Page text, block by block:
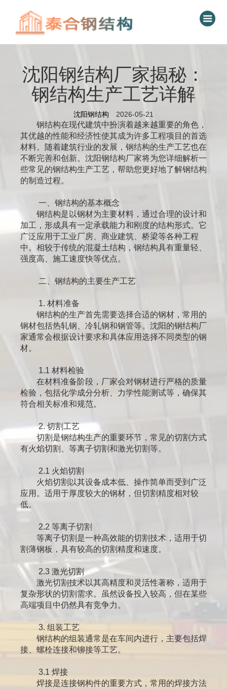
沈阳钢结构厂家揭秘：
钢结构生产工艺详解
沈阳钢结构 2026-05-21
钢结构在现代建筑中扮演着越来越重要的角色，
其优越的性能和经济性使其成为许多工程项目的首选
材料。随着建筑行业的发展，钢结构的生产工艺也在
不断完善和创新。沈阳钢结构厂家将为您详细解析一
些常见的钢结构生产工艺，帮助您更好地了解钢结构
的制造过程。
一、钢结构的基本概念
钢结构是以钢材为主要材料，通过合理的设计和
加工，形成具有一定承载能力和刚度的结构形式。它
广泛应用于工业厂房、商业建筑、桥梁等各种工程
中。相较于传统的混凝土结构，钢结构具有重量轻、
强度高、施工速度快等优点。
二、钢结构的主要生产工艺
1. 材料准备
钢结构的生产首先需要选择合适的钢材，常用的
钢材包括热轧钢、冷轧钢和钢管等。沈阳的钢结构厂
家通常会根据设计要求和具体应用选择不同类型的钢
材。
1.1 材料检验
在材料准备阶段，厂家会对钢材进行严格的质量
检验，包括化学成分分析、力学性能测试等，确保其
符合相关标准和规范。
2. 切割工艺
切割是钢结构生产的重要环节，常见的切割方式
有火焰切割、等离子切割和激光切割等。
2.1 火焰切割
火焰切割以其设备成本低、操作简单而受到广泛
应用。适用于厚度较大的钢材，但切割精度相对较
低。
2.2 等离子切割
等离子切割是一种高效能的切割技术，适用于切
割薄钢板，具有较高的切割精度和速度。
2.3 激光切割
激光切割技术以其高精度和灵活性著称，适用于
复杂形状的切割需求。虽然设备投入较高，但在某些
高端项目中仍然具有竞争力。
3. 组装工艺
钢结构的组装通常是在车间内进行，主要包括焊
接、螺栓连接和铆接等工艺。
3.1 焊接
焊接是连接钢构件的重要方式，常用的焊接方法